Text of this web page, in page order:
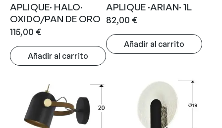
APLIQUE· HALO·
OXIDO/PAN DE ORO
115,00 €
Añadir al carrito
APLIQUE ·ARIAN· 1L
82,00 €
Añadir al carrito